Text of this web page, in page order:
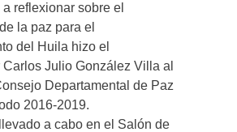
reflexionar sobre el
la paz para el
del Huila hizo el
Julio González Villa al
Departamental de Paz
2016-2019.
a cabo en el Salón de